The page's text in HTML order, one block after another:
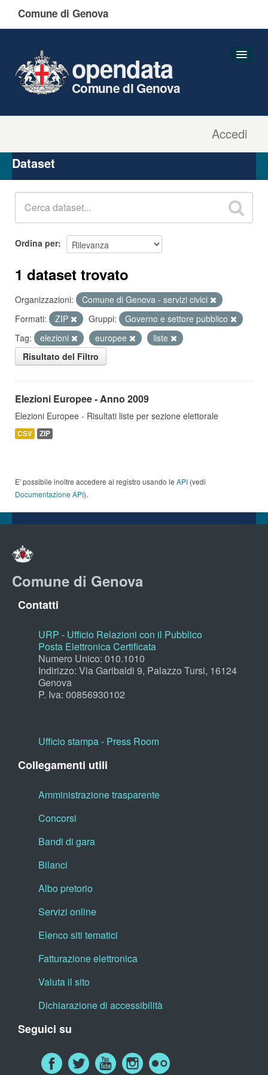
Comune di Genova
Accedi
opendata
Comune di Genova
Organizzazioni
Gruppi
Dataset
Ordina per
1 dataset trovato
Organizzazioni:
Comune di Genova - servizi civici
Formati:
ZIP Gruppi:
Governo e settore pubblico
Tag:
elezioni europee
liste
Risultato del Filtro
Elezioni Europee - Anno 2009
Elezioni Europee - Risultati liste per sezione elettorale
CSV ZIP
E' possibile inoltre accedere al registro usando le API (vedi
Documentazione API).
Comune di Genova
Contatti
URP - Ufficio Relazioni con il Pubblico
Posta Elettronica Certificata
Numero Unico: 010.1010
Indirizzo: Via Garibaldi 9, Palazzo Tursi, 16124
Genova
P. Iva: 00856930102
Ufficio stampa - Press Room
Collegamenti utili
Amministrazione trasparente
Concorsi
Bandi di gara
Bilanci
Albo pretorio
Servizi online
Elenco siti tematici
Fatturazione elettronica
Valuta il sito
Dichiarazione di accessibilità
Seguici su